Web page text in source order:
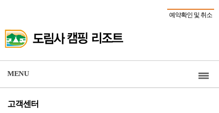
예약확인 및 취소
MENU
고객센터